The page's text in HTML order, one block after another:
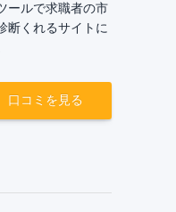
ールで求職者の市
断くれるサイトに
口コミを見る